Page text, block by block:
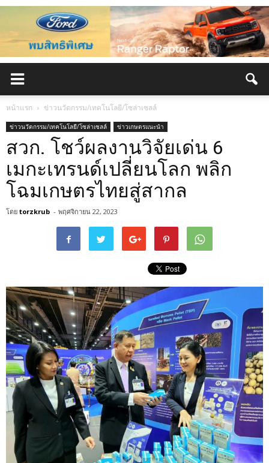
หน้าแรก ข่าวนวัตกรรม/เทคโนโลยี/โซล่าเซลล์
ข่าวนวัตกรรม/เทคโนโลยี/โซล่าเซลล์ ข่าวเกษตรแนะนำ
สวก. โชว์ผลงานวิจัยเด่น 6
เมกะเทรนด์เปลี่ยนโลก พลิก
โฉมเกษตรไทยสู่สากล
โดย torzkrub - พฤศจิกายน 22, 2023